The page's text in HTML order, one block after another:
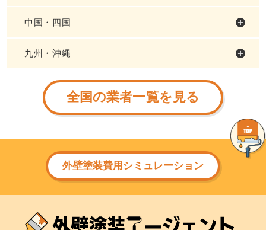
中国・四国
九州・沖縄
全国の業者一覧を見る
外壁塗装費用シミュレーション